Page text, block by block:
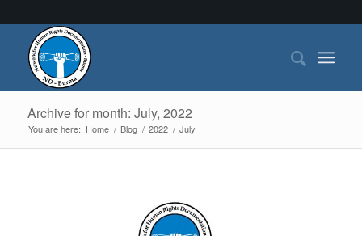
Archive for month: July, 2022
You are here: Home / Blog / 2022 / July